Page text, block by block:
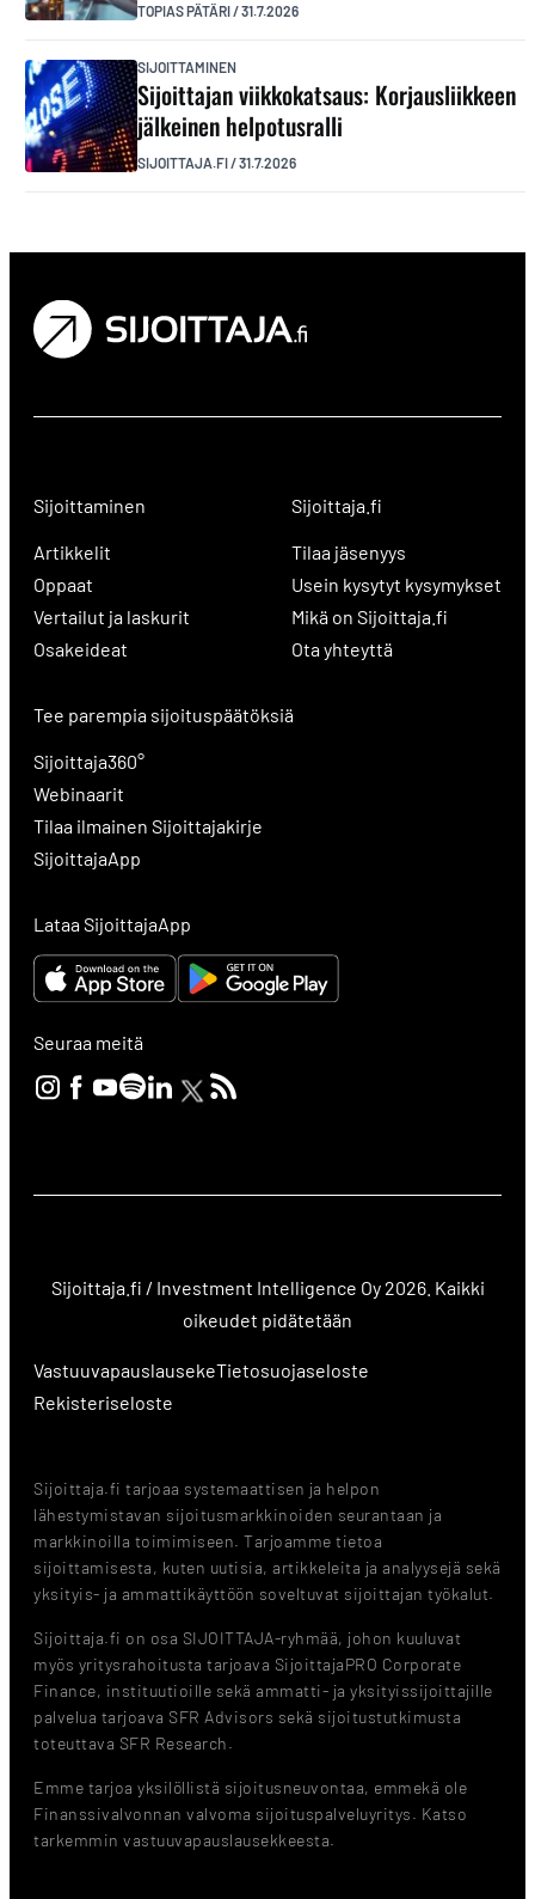
TOPIAS PÄTÄRI/31.7.2026
SIJOITTAMINEN
Sijoittajan viikkokatsaus: Korjausliikkeen
jälkeinen helpotusralli
SIJOITTAJA.FI/31.7.2026
Sijoittaminen
Artikkelit
Oppaat
Vertailut ja laskurit
Osakeideat
Sijoittaja.fi
Tilaa jäsenyys
Usein kysytyt kysymykset
Mikä on Sijoittaja.fi
Ota yhteyttä
Tee parempia sijoituspäätöksiä
Sijoittaja360°
Webinaarit
Tilaa ilmainen Sijoittajakirje
SijoittajaApp
Lataa SijoittajaApp
Seuraa meitä
Sijoittaja.fi / Investment Intelligence Oy 2026. Kaikki
oikeudet pidätetään
VastuuvapauslausekeTietosuojaseloste
Rekisteriseloste
Sijoittaja.fi tarjoaa systemaattisen ja helpon
lähestymistavan sijoitusmarkkinoiden seurantaan ja
markkinoilla toimimiseen. Tarjoamme tietoa
sijoittamisesta, kuten uutisia, artikkeleita ja analyysejä sekä
yksityis- ja ammattikäyttöön soveltuvat sijoittajan työkalut.
Sijoittaja.fi on osa SIJOITTAJA-ryhmää, johon kuuluvat
myös yritysrahoitusta tarjoava SijoittajaPRO Corporate
Finance, instituutioille sekä ammatti- ja yksityissijoittajille
palvelua tarjoava SFR Advisors sekä sijoitustutkimusta
toteuttava SFR Research.
Emme tarjoa yksilöllistä sijoitusneuvontaa, emmekä ole
Finanssivalvonnan valvoma sijoituspalveluyritys. Katso
tarkemmin vastuuvapauslausekkeesta.